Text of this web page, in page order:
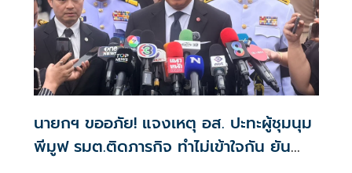
นายกฯ ขออภัย! แจงเหตุ อส. ปะทะผู้ชุมนุม
พีมูฟ รมต.ติดภารกิจ ทำไม่เข้าใจกัน ยัน